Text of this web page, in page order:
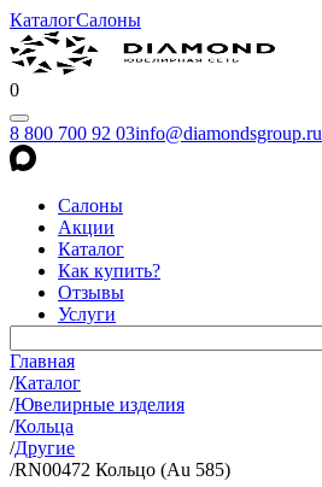
КаталогСалоны
0
8 800 700 92 03info@diamondsgroup.ru
Салоны
Акции
Каталог
Как купить?
Отзывы
Услуги
Главная
/Каталог
/Ювелирные изделия
/Кольца
/Другие
/RN00472 Кольцо (Au 585)